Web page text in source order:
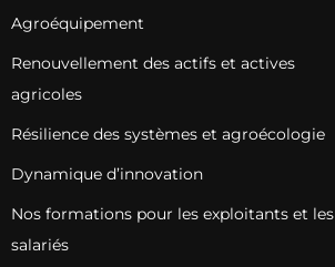
Agroéquipement
Renouvellement des actifs et actives
agricoles
Résilience des systèmes et agroécologie
Dynamique d’innovation
Nos formations pour les exploitants et les
salariés